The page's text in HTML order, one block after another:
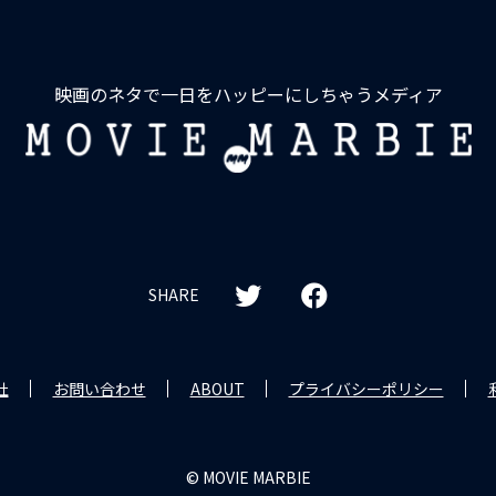
映画のネタで一日をハッピーにしちゃうメディア
MOVIE
MARBIE
SHARE
お問い合わせ ABOUT プライバシーポリシー
© MOVIE MARBIE